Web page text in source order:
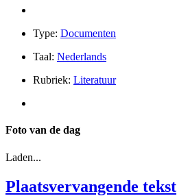
Type: Documenten
Taal: Nederlands
Rubriek: Literatuur
Foto van de dag
Laden...
Plaatsvervangende tekst